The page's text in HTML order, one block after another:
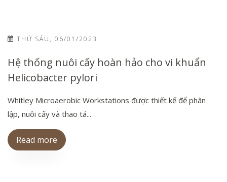
THỨ SÁU, 06/01/2023
Hệ thống nuôi cấy hoàn hảo cho vi khuẩn
Helicobacter pylori
Whitley Microaerobic Workstations được thiết kế để phân
lập, nuôi cấy và thao tá...
Read more